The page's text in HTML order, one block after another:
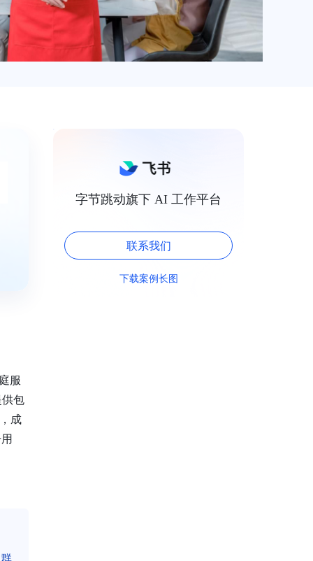
服
包
成
字节跳动旗下 AI 工作平台
联系我们
下载案例长图